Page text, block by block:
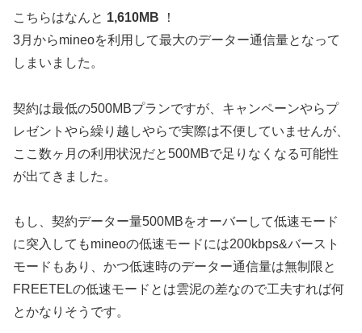
こちらはなんと 1,610MB ！
3月からmineoを利用して最大のデーター通信量となって
しまいました。
契約は最低の500MBプランですが、キャンペーンやらプ
レゼントやら繰り越しやらで実際は不便していませんが、
ここ数ヶ月の利用状況だと500MBで足りなくなる可能性
が出てきました。
もし、契約データー量500MBをオーバーして低速モード
に突入してもmineoの低速モードには200kbps&バースト
モードもあり、かつ低速時のデーター通信量は無制限と
FREETELの低速モードとは雲泥の差なので工夫すれば何
とかなりそうです。